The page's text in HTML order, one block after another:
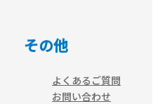
その他
よくあるご質問
お問い合わせ